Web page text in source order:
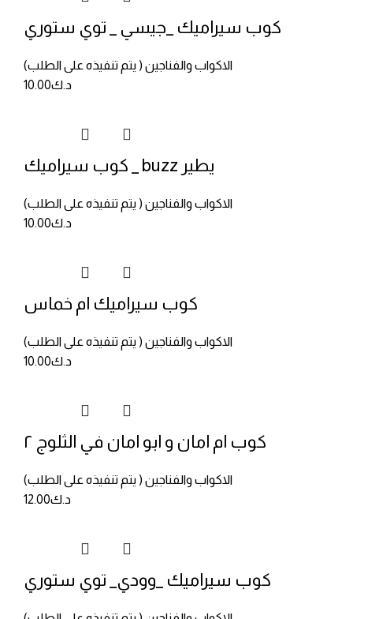
كوب سيراميك _جيسي _ توي ستوري
الاكواب والفناجين ( يتم تنفيذه على الطلب)
د.ك10.00
كوب سيراميك _ buzz يطير
الاكواب والفناجين ( يتم تنفيذه على الطلب)
د.ك10.00
كوب سيراميك ام خماس
الاكواب والفناجين ( يتم تنفيذه على الطلب)
د.ك10.00
كوب ام امان و ابو امان في الثلوج ٢
الاكواب والفناجين ( يتم تنفيذه على الطلب)
د.ك12.00
كوب سيراميك _وودي_ توي ستوري